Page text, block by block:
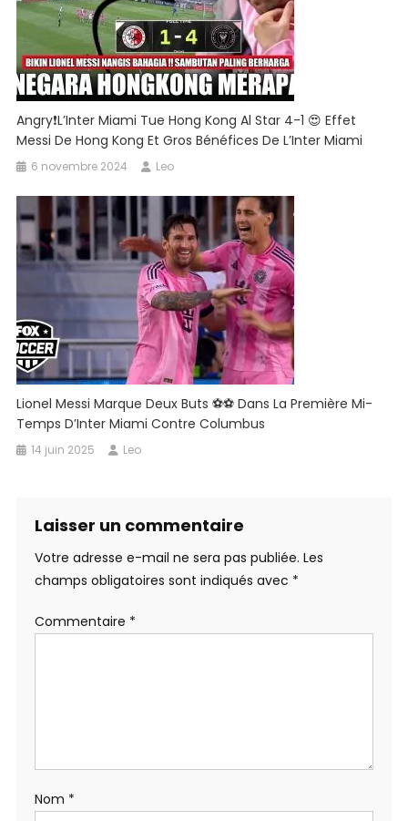
Angry❗L’Inter Miami Tue Hong Kong Al Star 4-1 😍 Effet
Messi De Hong Kong Et Gros Bénéfices De L’Inter Miami
6 novembre 2024 Leo
Lionel Messi Marque Deux Buts ⚽️⚽️ Dans La Première Mi-
Temps D’Inter Miami Contre Columbus
14 juin 2025 Leo
Laisser un commentaire
Votre adresse e-mail ne sera pas publiée. Les
champs obligatoires sont indiqués avec *
Commentaire *
Nom *